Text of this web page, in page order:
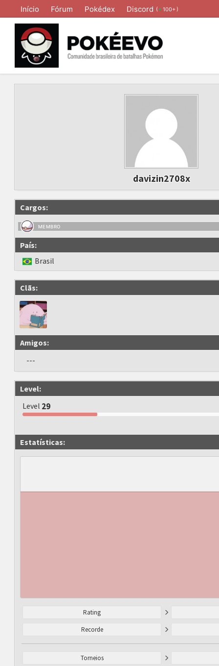
Início Fórum Pokédex Discord ( 100+ )
davizin2708x
Cargos:
MEMBRO
País:
Brasil
Clãs:
Amigos:
---
Level:
Level 29
Estatísticas:
Rating
Recorde
Torneios